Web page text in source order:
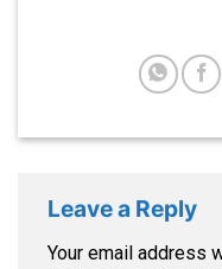
Leave a Reply
Your email address